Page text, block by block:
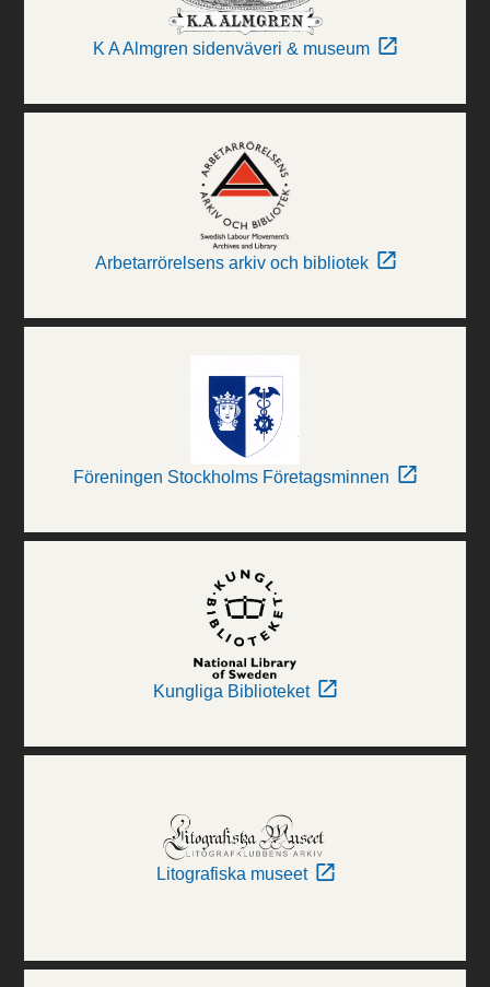
K A Almgren sidenväveri & museum
Arbetarrörelsens arkiv och bibliotek
Föreningen Stockholms Företagsminnen
Kungliga Biblioteket
Litografiska museet